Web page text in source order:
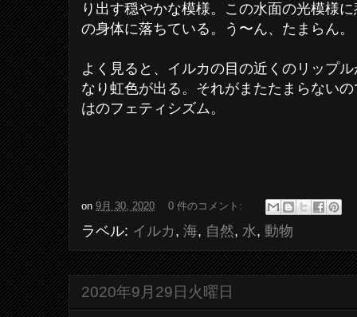
り出す穏やかな模様。この水面の光模様
の身体に落ちている。う〜ん、たまらん。
よく見ると、イルカの目の近くのリップ
なり虹色が出る。それがまたたまらない
はのフェティシズム。
on 9月 30, 2020 0 件のコメント:
ラベル: イルカ , 海, 自然, 水, 動物
2020年9月29日火曜日